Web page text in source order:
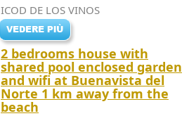
ICOD DE LOS VINOS
2 bedrooms house with
shared pool enclosed garden
and wifi at Buenavista del
Norte 1 km away from the
beach